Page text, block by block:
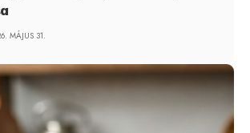
MÁJUS 31.